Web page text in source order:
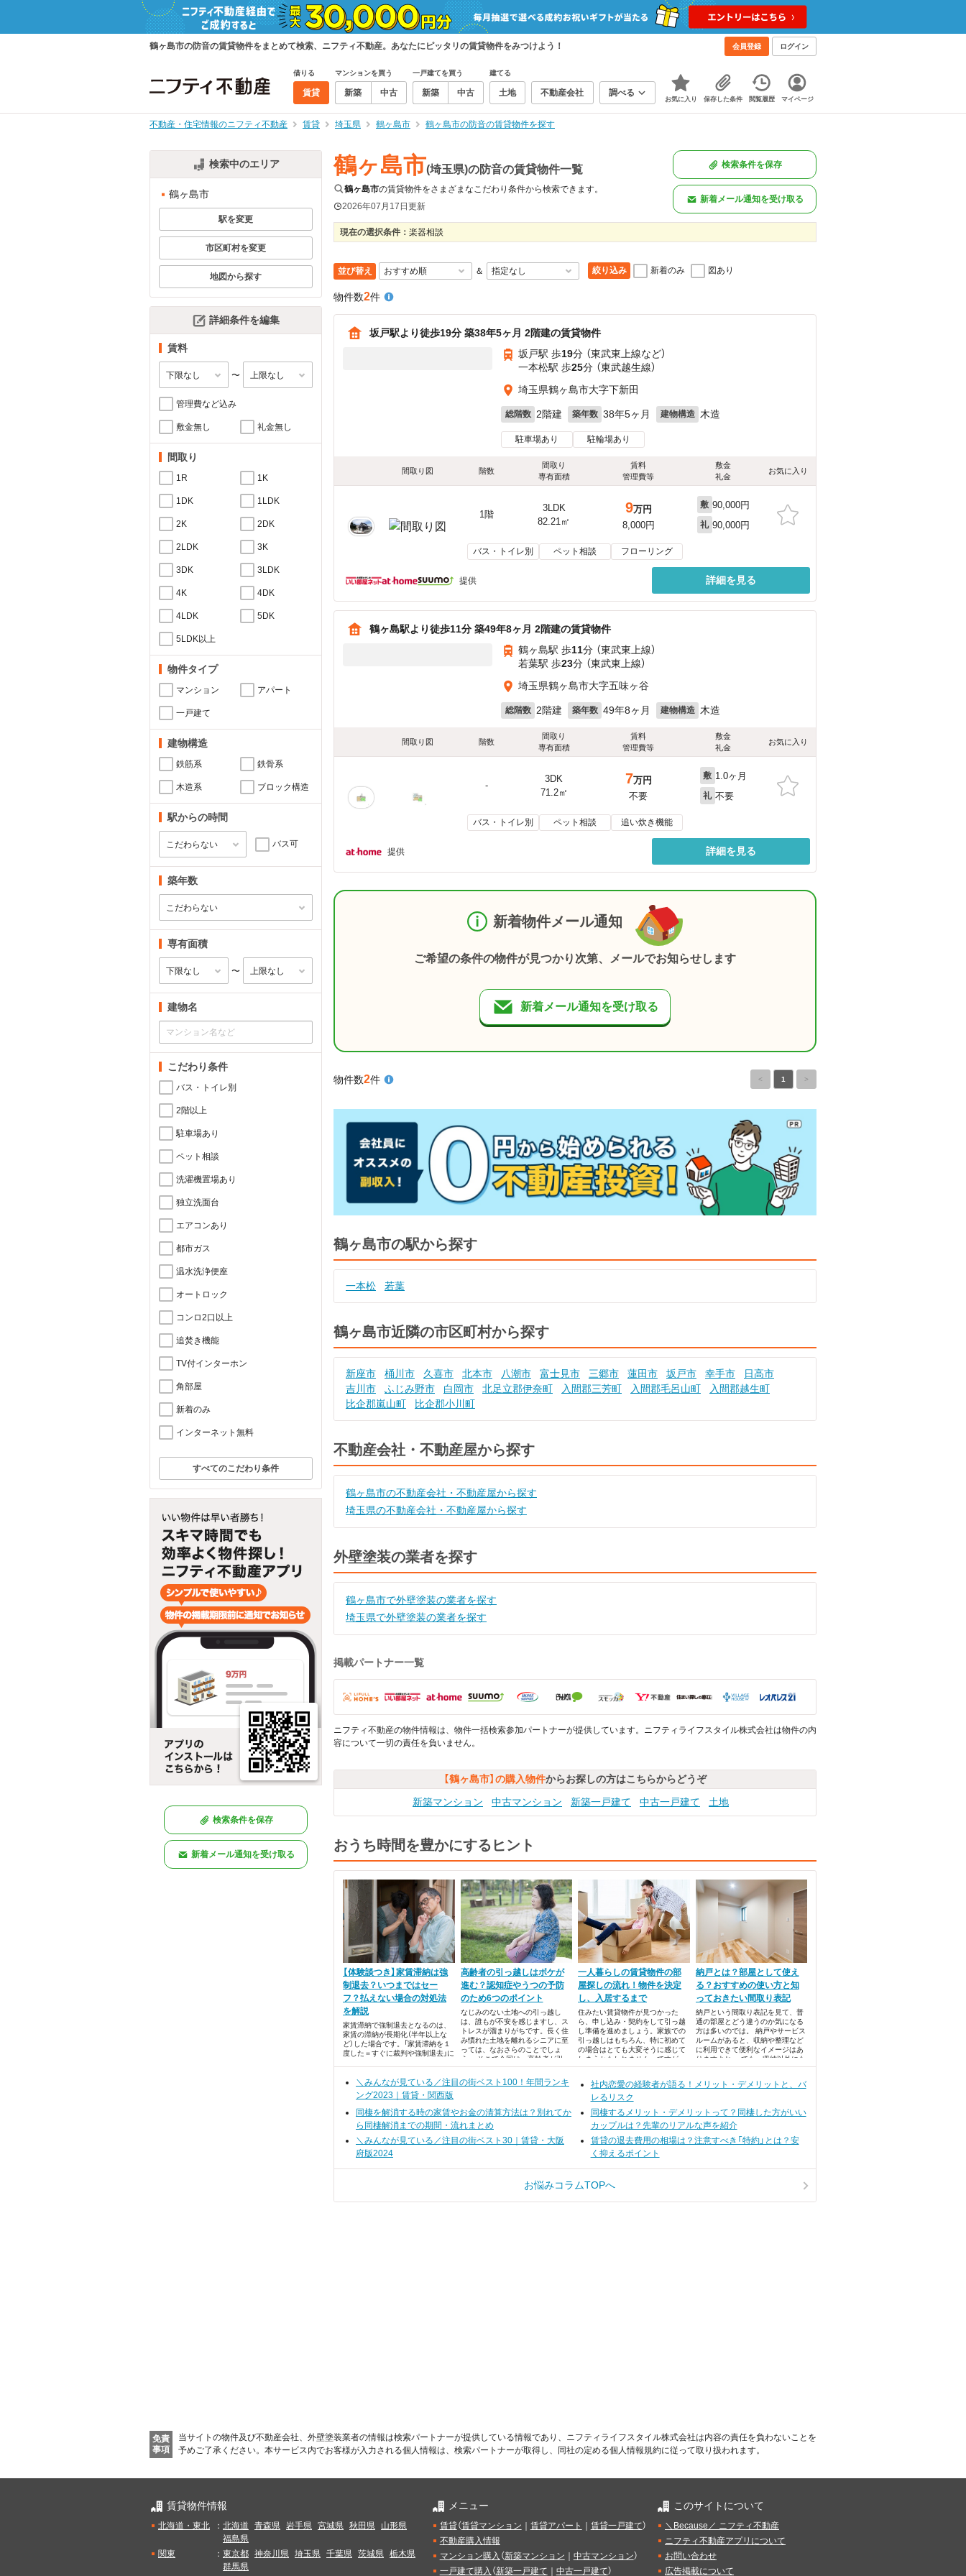
鶴ヶ島市の防音の賃貸物件をまとめて検索、ニフティ不動産。あなたにピッタリの賃貸物件をみつけよう！ 会員登録 ログイン
借りる
賃貸
マンションを買う
新築 中古
一戸建てを買う
新築 中古
建てる
土地 不動産会社 調べる
お気に入り 保存した条件 閲覧履歴 マイページ
不動産・住宅情報のニフティ不動産 賃貸 埼玉県 鶴ヶ島市 鶴ヶ島市の防音の賃貸物件を探す
検索中のエリア
鶴ヶ島市
駅を変更
市区町村を変更
地図から探す
詳細条件を編集
賃料
〜
管理費など込み
敷金無し 礼金無し
間取り
1R 1K
1DK 1LDK
2K 2DK
2LDK 3K
3DK 3LDK
4K 4DK
4LDK 5DK
5LDK以上
物件タイプ
マンション アパート
一戸建て
建物構造
鉄筋系 鉄骨系
木造系 ブロック構造
駅からの時間
バス可
築年数
専有面積
〜
建物名
こだわり条件
バス・トイレ別
2階以上
駐車場あり
ペット相談
洗濯機置場あり
独立洗面台
エアコンあり
都市ガス
温水洗浄便座
オートロック
コンロ2口以上
追焚き機能
TV付インターホン
角部屋
新着のみ
インターネット無料
すべてのこだわり条件
検索条件を保存
新着メール通知を受け取る
鶴ヶ島市(埼玉県)の防音の賃貸物件一覧
鶴ヶ島市の賃貸物件をさまざまなこだわり条件から検索できます。
2026年07月17日更新
検索条件を保存
新着メール通知を受け取る
現在の選択条件： 楽器相談
並び替え ＆ 絞り込み 新着のみ 図あり
物件数2件
坂戸駅より徒歩19分 築38年5ヶ月 2階建の賃貸物件
坂戸駅 歩19分 （東武東上線など）
一本松駅 歩25分 （東武越生線）
埼玉県鶴ヶ島市大字下新田
総階数 2階建 築年数 38年5ヶ月 建物構造 木造
駐車場あり 駐輪場あり
間取り図 階数
間取り
専有面積
賃料
管理費等
敷金
礼金
お気に入り
1階
3LDK
82.21㎡
9万円
8,000円
敷 90,000円
礼 90,000円
バス・トイレ別 ペット相談 フローリング
提供 詳細を見る
鶴ヶ島駅より徒歩11分 築49年8ヶ月 2階建の賃貸物件
鶴ヶ島駅 歩11分 （東武東上線）
若葉駅 歩23分 （東武東上線）
埼玉県鶴ヶ島市大字五味ヶ谷
総階数 2階建 築年数 49年8ヶ月 建物構造 木造
間取り図 階数
間取り
専有面積
賃料
管理費等
敷金
礼金
お気に入り
-
3DK
71.2㎡
7万円
不要
敷 1.0ヶ月
礼 不要
バス・トイレ別 ペット相談 追い炊き機能
提供 詳細を見る
新着物件メール通知
ご希望の条件の物件が見つかり次第、メールでお知らせします
新着メール通知を受け取る
物件数2件 < 1 >
鶴ヶ島市の駅から探す
一本松 若葉
鶴ヶ島市近隣の市区町村から探す
新座市 桶川市 久喜市 北本市 八潮市 富士見市 三郷市 蓮田市 坂戸市 幸手市
日高市
吉川市
ふじみ野市 白岡市 北足立郡伊奈町 入間郡三芳町 入間郡毛呂山町
入間郡越生町
比企郡嵐山町
比企郡小川町
不動産会社・不動産屋から探す
鶴ヶ島市の不動産会社・不動産屋から探す
埼玉県の不動産会社・不動産屋から探す
外壁塗装の業者を探す
鶴ヶ島市で外壁塗装の業者を探す
埼玉県で外壁塗装の業者を探す
掲載パートナー一覧
ニフティ不動産の物件情報は、物件一括検索参加パートナーが提供しています。ニフティライフスタイル株式会社は物件の内
容について一切の責任を負いません。
【鶴ヶ島市】の購入物件からお探しの方はこちらからどうぞ
新築マンション
中古マンション 新築一戸建て 中古一戸建て 土地
おうち時間を豊かにするヒント
【体験談つき】家賃滞納は強
制退去？いつまではセー
フ？払えない場合の対処法
を解説
家賃滞納で強制退去となるのは、
家賃の滞納が長期化（半年以上な
ど）した場合です。「家賃滞納を１
度した＝すぐに裁判や強制退去」に
れば「延滞損害金」が発生し、賃貸
借契約の内容によっては「取り立て
が厳しい」「今後の生活に影響する」
ケースもあります。
高齢者の引っ越しはボケが
進む？認知症やうつの予防
のため6つのポイント
なじみのない土地への引っ越し
は、誰もが不安を感じますし、ス
トレスが溜まりがちです。長く住
み慣れた土地を離れるシニアに至
っては、なおさらのことでしょ
う。 そこで今回は、高齢者が引っ
越しをするときに、家族が気をつ
けたいポイントと対策をまとめま
した。
一人暮らしの賃貸物件の部
屋探しの流れ！物件を決定
し、入居するまで
住みたい賃貸物件が見つかった
ら、申し込み・契約をして引っ越
し準備を進めましょう。家族での
引っ越しはもちろん、特に初めて
の場合はとても大変そうに感じて
しまうかもしれません。ですが、
しっかりとサポートしてくれる引
よりも気軽にできるかもしれませ
んよ。
納戸とは？部屋として使え
る？おすすめの使い方と知
っておきたい間取り表記
納戸という間取り表記を見て、普
通の部屋とどう違うのか気になる
方は多いのでは。 納戸やサービス
ルームがあると、収納や整理など
に利用できて便利なイメージはあ
りますよね。 でも、収納以外にも
納戸を活用できる方法を知りたく
方は、ぜひこの記事をチェックし
＼みんなが見ている／注目の街ベスト100！年間ランキ
ング2023｜賃貸・関西版
社内恋愛の経験者が語る！メリット・デメリットと、バ
レるリスク
同棲を解消する時の家賃やお金の清算方法は？別れてか
ら同棲解消までの期間・流れまとめ
同棲するメリット・デメリットって？同棲した方がいい
カップルは？先輩のリアルな声を紹介
＼みんなが見ている／注目の街ベスト30｜賃貸・大阪
府版2024
賃貸の退去費用の相場は？注意すべき「特約」とは？安
く抑えるポイント
お悩みコラムTOPへ
免責
事項
当サイトの物件及び不動産会社、外壁塗装業者の情報は検索パートナーが提供している情報であり、ニフティライフスタイル株式会社は内容の責任を負わないことを
予めご了承ください。 本サービス内でお客様が入力される個人情報は、検索パートナーが取得し、同社の定める個人情報規約に従って取り扱われます。
賃貸物件情報
北海道・東北 ： 北海道 青森県 岩手県 宮城県 秋田県
山形県
福島県
関東
： 東京都 神奈川県 埼玉県 千葉県 茨城県 栃木県
群馬県
メニュー
賃貸（賃貸マンション 賃貸アパート 賃貸一戸建て）
不動産購入情報
マンション購入 （新築マンション 中古マンション）
一戸建て購入 （新築一戸建て 中古一戸建て）
このサイトについて
＼Because／ ニフティ不動産
ニフティ不動産アプリについて
お問い合わせ
広告掲載について